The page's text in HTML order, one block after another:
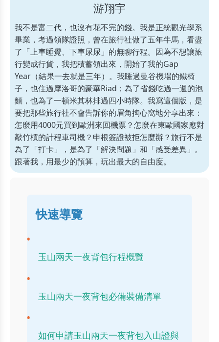
游翔宇
我不是富二代，也沒有花不完的錢。我是正統觀光學系
畢業，考過領隊證照，曾在旅行社做了五年牛馬，看盡
了「上車睡覺、下車尿尿」的無聊行程。因為不想讓旅
行變成行貨，我把積蓄領出來，開始了我的Gap
Year（結果一去就是三年）。我睡過曼谷機場的鐵椅
子，也住過摩洛哥的豪華Riad；為了省錢吃過一週的泡
麵，也為了一頓米其林排過四小時隊。我寫這個版，是
要把那些旅行社不會告訴你的眉角掏心窩地分享出來：
怎麼用4000元買到歐洲來回機票？怎麼在東歐國家應對
敲竹槓的計程車司機？申根簽證被拒怎麼辦？旅行不是
為了「打卡」，是為了「解決問題」和「感受差異」。
跟著我，用最少的預算，玩出最大的自由度。
快速導覽
玉山兩天一夜背包行程概覽
玉山兩天一夜背包必備裝備清單
如何申請玉山兩天一夜背包入山證與